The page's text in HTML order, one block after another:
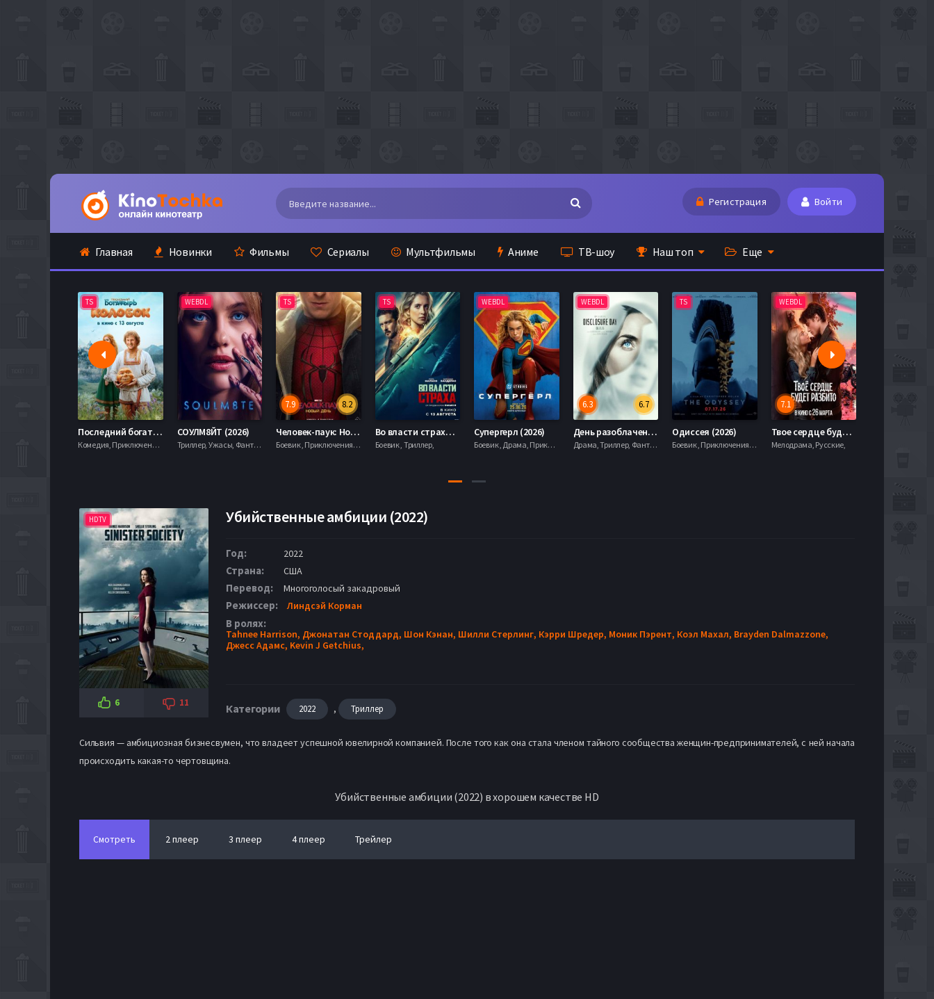
Регистрация Войти
Главная Новинки Фильмы Сериалы Мультфильмы Аниме ТВ-шоу Наш топ Еще
TS
Последний богатырь. Колобок (2026)
Комедия, Приключения, Фэнтези,
WEBDL
СОУЛМ8ЙТ (2026)
Триллер, Ужасы, Фантастика,
TS
8.2
7.9
Человек-паук: Новый день (2026)
Боевик , Приключения, Фантастика, Фэнтези,
TS
Во власти страха (2026)
Боевик , Триллер,
WEBDL
Супергерл (2026)
Боевик , Драма, Приключения, Фантастика,
WEBDL
6.7
6.3
День разоблачения (2026)
Драма, Триллер, Фантастика,
TS
Одиссея (2026)
Боевик , Приключения, Фэнтези,
WEBDL
7.1
Твое сердце будет разбито (2026)
Мелодрама, Русские,
HDTV
6 11
Убийственные амбиции (2022)
Год: 2022
Страна: США
Перевод: Многоголосый закадровый
Режиссер: Линдсэй Корман
В ролях:
Tahnee Harrison, Джонатан Стоддард, Шон Кэнан, Шилли Стерлинг, Кэрри Шредер, Моник Пэрент, Коэл Махал, Brayden Dalmazzone,
Джесс Адамс, Kevin J Getchius,
Категории 2022 , Триллер
Сильвия — амбициозная бизнесвумен, что владеет успешной ювелирной компанией. После того как она стала членом тайного сообщества женщин-предпринимателей, с ней начала
происходить какая-то чертовщина.
Убийственные амбиции (2022) в хорошем качестве HD
Смотреть 2 плеер 3 плеер 4 плеер Трейлер